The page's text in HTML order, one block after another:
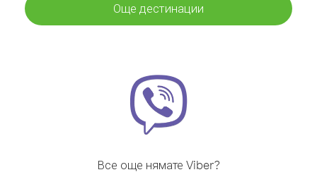
Още дестинации
Все още нямате Viber?